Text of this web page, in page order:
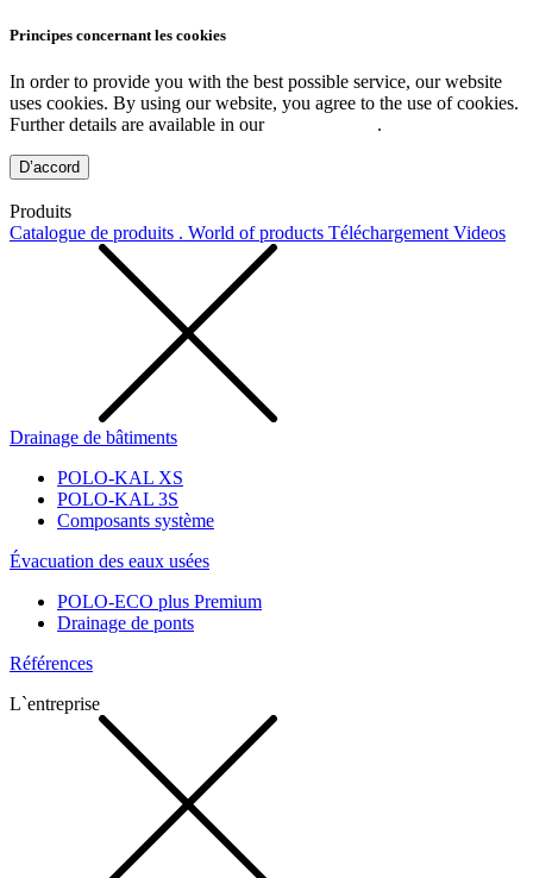
Principes concernant les cookies
In order to provide you with the best possible service, our website
uses cookies. By using our website, you agree to the use of cookies.
Further details are available in our
.
D’accord
Produits
Catalogue de produits . World of products Téléchargement Videos
Drainage de bâtiments
POLO-KAL XS
POLO-KAL 3S
Composants système
Évacuation des eaux usées
POLO-ECO plus Premium
Drainage de ponts
Références
L`entreprise